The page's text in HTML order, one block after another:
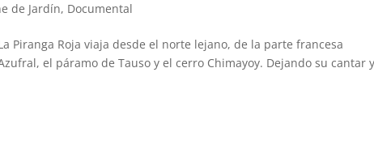
de Jardín, Documental
Piranga Roja viaja desde el norte lejano, de la parte francesa
el páramo de Tauso y el cerro Chimayoy. Dejando su cantar